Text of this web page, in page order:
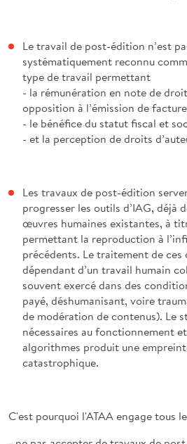
Le travail de post-édition n’est
systématiquement reconnu
type de travail permettant
- la rémunération en note de
opposition à l’émission de
- le bénéfice du statut fiscal et
- et la perception de droits
Les travaux de post-édition
progresser les outils d’IAG, déjà
œuvres humaines existantes, à
permettant la reproduction à
précédents. Le traitement de ces
dépendant d’un travail humain
souvent exercé dans des
payé, déshumanisant, voire
de modération de contenus). Le
nécessaires au fonctionnement
algorithmes produit une
catastrophique.
C'est pourquoi l'ATAA engage tous